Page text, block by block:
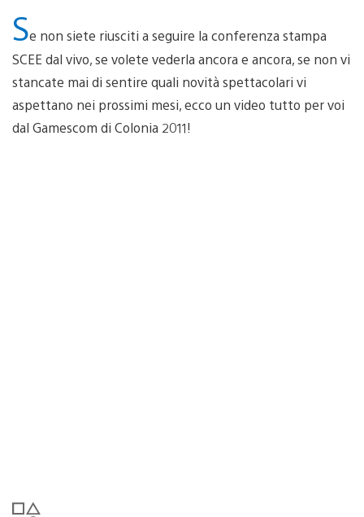
Se non siete riusciti a seguire la conferenza stampa
SCEE dal vivo, se volete vederla ancora e ancora, se non vi
stancate mai di sentire quali novità spettacolari vi
aspettano nei prossimi mesi, ecco un video tutto per voi
dal Gamescom di Colonia 2011!